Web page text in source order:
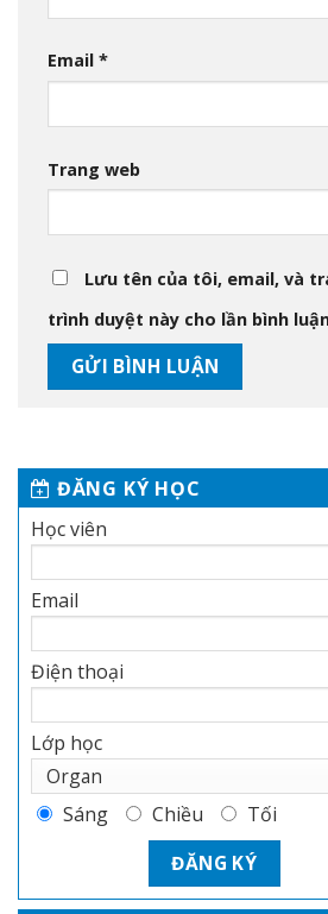
ĐĂNG KÝ HỌC
Học viên
Email
Điện thoại
Lớp học
Sáng Chiều Tối
Email *
Trang web
Lưu tên của tôi, email, và
trình duyệt này cho lần bình